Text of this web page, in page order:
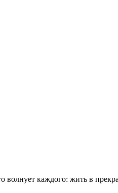
волнует каждого: жить в